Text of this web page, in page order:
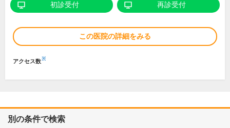
初診受付 再診受付
この医院の詳細をみる
アクセス数※
別の条件で検索